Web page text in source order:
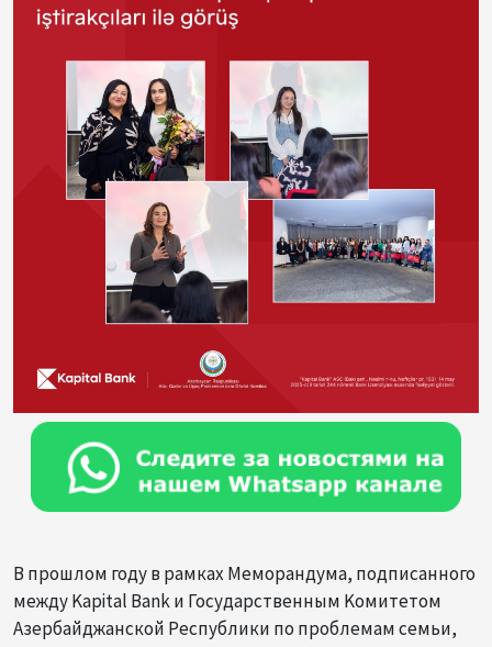
В прошлом году в рамках Меморандума, подписанного
между Kapital Bank и Государственным Kомитетом
Азербайджанской Республики по проблемам семьи,